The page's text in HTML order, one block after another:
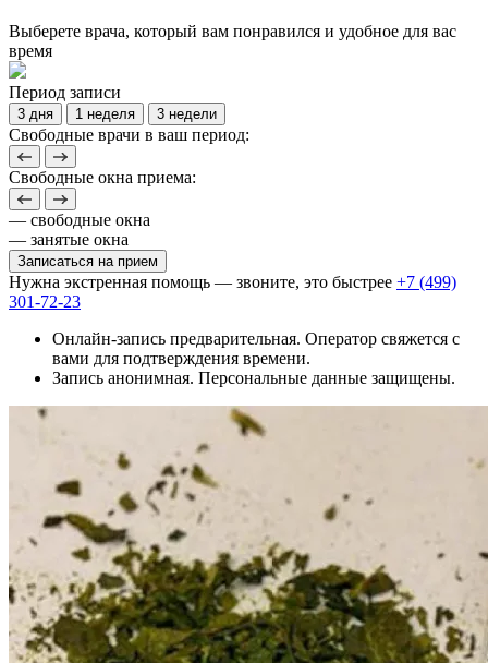
Выберете врача, который вам понравился и удобное для вас
время
Период записи
3 дня 1 неделя 3 недели
Свободные врачи в ваш период:
Свободные окна приема:
— свободные окна
— занятые окна
Записаться на прием
Нужна экстренная помощь — звоните, это быстрее +7 (499)
301-72-23
Онлайн-запись предварительная. Оператор свяжется с
вами для подтверждения времени.
Запись анонимная. Персональные данные защищены.